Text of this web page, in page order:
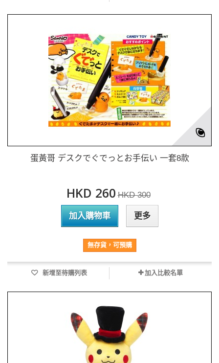
蛋黃哥 デスクでぐでっとお手伝い 一套8款
HKD 260 HKD 300
加入購物車 更多
無存貨，可預購
新增至待購列表 加入比較名單